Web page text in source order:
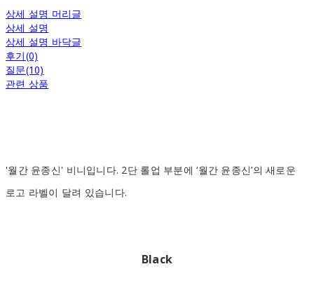
상세 설명 머리글
상세 설명
상세 설명 바닥글
후기(0)
질문(10)
관련 상품
'월간 윤종신' 비니입니다. 2단 롤업 부분에 ‘월간 윤종신’의 새로운
로고 라벨이 달려 있습니다.
Black